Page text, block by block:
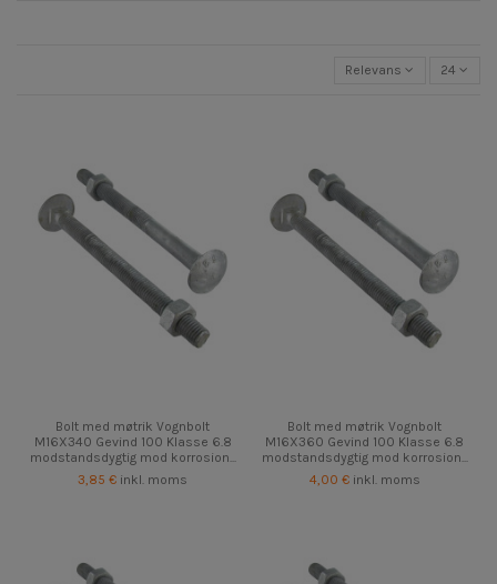
Relevans 24
Bolt med møtrik Vognbolt
M16X340 Gevind 100 Klasse 6.8
modstandsdygtig mod korrosion...
3,85 € inkl. moms
Bolt med møtrik Vognbolt
M16X360 Gevind 100 Klasse 6.8
modstandsdygtig mod korrosion...
4,00 € inkl. moms